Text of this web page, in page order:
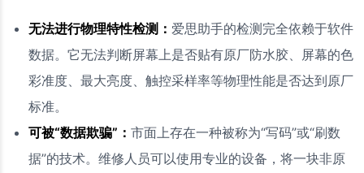
无法进行物理特性检测： 爱思助手的检测完全依赖于软件
数据。它无法判断屏幕上是否贴有原厂防水胶、屏幕的色
彩准度、最大亮度、触控采样率等物理性能是否达到原厂
标准。
可被“数据欺骗”： 市面上存在一种被称为“写码”或“刷数
据”的技术。维修人员可以使用专业的设备，将一块非原